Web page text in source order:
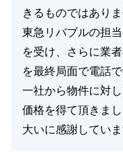
きるものではありま
東急リバブルの担
を受け、さらに業
を最終局面で電話
一社から物件に対
価格を得て頂きまし
大いに感謝していま